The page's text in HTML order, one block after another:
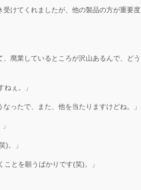
受けてくれましたが、他の製品の方が重要
、廃業しているところが沢山あるんで、ど
ぇ。」
ったで、また、他を当たりますけどね。」
)。」
とを願うばかりです(笑)。」